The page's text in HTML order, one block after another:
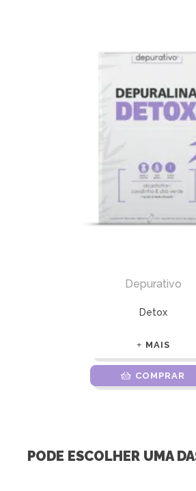
Depurativo
Detox
MAIS
COMPRAR
PODE ESCOLHER UMA